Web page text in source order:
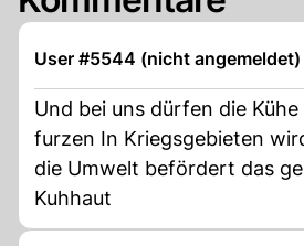
User #5544 (nicht angemeldet)
Und bei uns dürfen die
furzen In Kriegsgebieten
die Umwelt befördert das
Kuhhaut